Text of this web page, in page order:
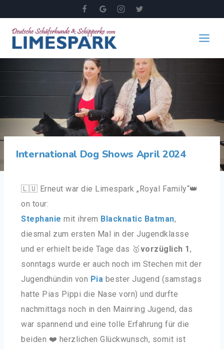
International Dog Shows April 2024
🇱🇺 Erneut war die Limespark „Royal Family“👑
on tour:
Stephanie mit ihrem Blacknatic Batman,
diesmal zum ersten Mal in der Jugendklasse
und er erhielt beide Tage das 🥇vorzüglich 1 ,
sonntags wurde er auch noch im Stechen mit der
Jugendhündin von Pia bester Jugend (samstags
hatte Pias Pippi die Nase vorn) und durfte
nachmittags noch in den Mainring Jugend, das
war spannend und eine tolle Erfahrung für die
beiden ❤️ herzlichen Glückwunsch, somit ist